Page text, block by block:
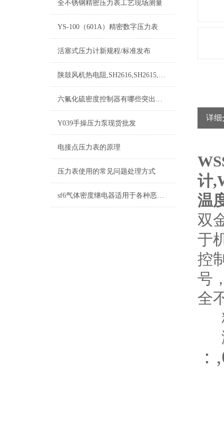
全不锈钢精密压力表工艺现场测量
YS-100（601A）精密数字压力表
活塞式压力计新规程/标准发布
陕鼓风机热电阻,SH2616,SH2615,SH2620,SH2621
六氟化硫密度控制器有哪些突出的特点难以拒绝
Y039手操压力泵现货批发
电接点压力表的原理
压力表使用的常见问题处理方式
sf6气体密度继电器适用于各种恶劣环境和气候条件
详细
计
温
双
于
控
号
全